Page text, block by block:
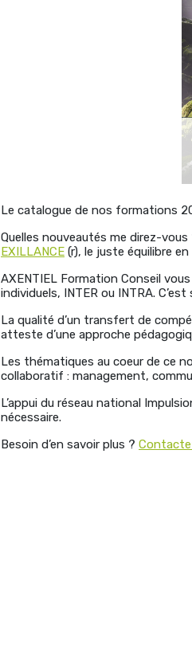
Le catalogue de nos formations
Quelles nouveautés me direz-
EXILLANCE (r), le juste équilibre
AXENTIEL Formation Conseil
individuels, INTER ou INTRA.
La qualité d’un transfert de
atteste d’une approche
Les thématiques au coeur de ce
collaboratif : management,
L’appui du réseau national
nécessaire.
Besoin d’en savoir plus ?